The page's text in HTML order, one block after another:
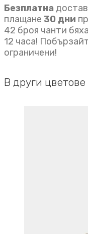
Безплатна
плащане 30 дни
42 броя чанти
12 часа!
ограничени!
В други цветове